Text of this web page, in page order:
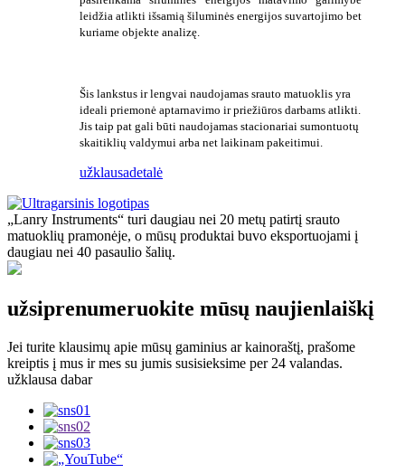
leidžia atlikti išsamią šiluminės energijos suvartojimo bet
kuriame objekte analizę.
Šis lankstus ir lengvai naudojamas srauto matuoklis yra
ideali priemonė aptarnavimo ir priežiūros darbams atlikti.
Jis taip pat gali būti naudojamas stacionariai sumontuotų
skaitiklių valdymui arba net laikinam pakeitimui.
užklausadetalė
„Lanry Instruments“ turi daugiau nei 20 metų patirtį srauto
matuoklių pramonėje, o mūsų produktai buvo eksportuojami į
daugiau nei 40 pasaulio šalių.
užsiprenumeruokite mūsų naujienlaiškį
Jei turite klausimų apie mūsų gaminius ar kainoraštį, prašome
kreiptis į mus ir mes su jumis susisieksime per 24 valandas.
užklausa dabar